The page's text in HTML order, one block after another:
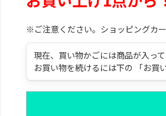
※ご注意ください。ショッピングカ
現在、買い物かごには商品が入って
お買い物を続けるには下の 「お買